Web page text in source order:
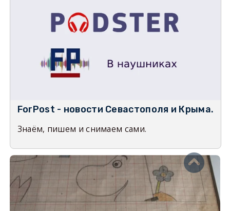
ForPost - новости Севастополя и Крыма.
Знаём, пишем и снимаем сами.